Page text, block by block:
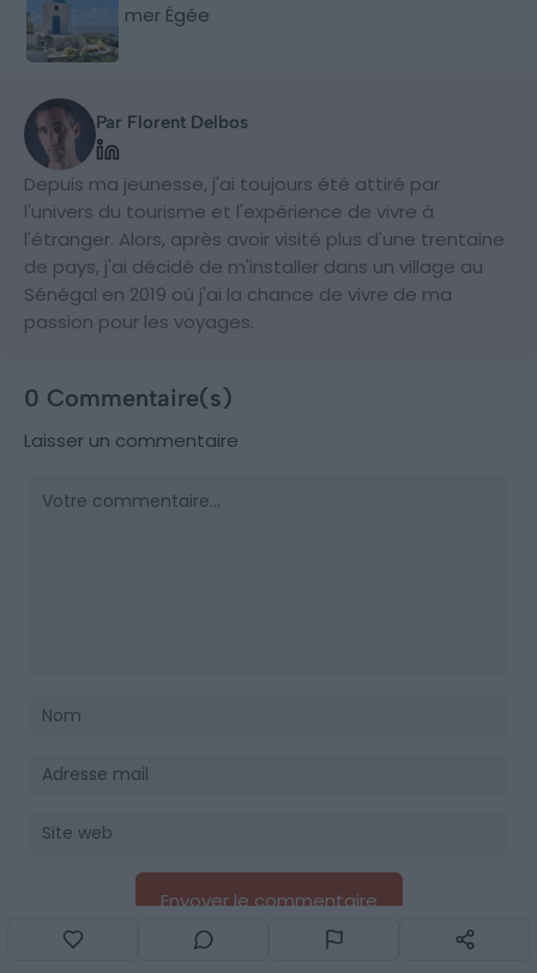
mer Égée
Par Florent Delbos
Depuis ma jeunesse, j'ai toujours été attiré par
l'univers du tourisme et l'expérience de vivre à
l'étranger. Alors, après avoir visité plus d'une trentaine
de pays, j'ai décidé de m'installer dans un village au
Sénégal en 2019 où j'ai la chance de vivre de ma
passion pour les voyages.
0 Commentaire(s)
Laisser un commentaire